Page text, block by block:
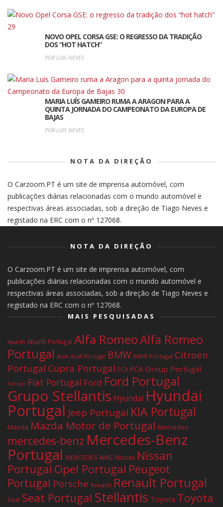
NOVO OPEL CORSA GSE: O REGRESSO DA TRADIÇÃO
DOS “HOT HATCH”
POR LUIS NEVES
MARIA LUÍS GAMEIRO RUMA A ARAGON PARA A
QUINTA JORNADA DO CAMPEONATO DA EUROPA DE
BAJAS
POR LUIS NEVES
NOTA DA DIREÇÃO
O Carzoom.PT é um site de imprensa automóvel, com
publicações diárias relacionadas com o mundo automóvel e
respectivas áreas associadas, sob a direção de Tiago Neves e
registado na ERC com o nº 127068.
NOTA DA DIREÇÃO
O Carzoom.PT é um site de imprensa automóvel, com
publicações diárias relacionadas com o mundo automóvel e
respectivas áreas associadas, sob a direção de Tiago Neves e
registado na ERC com o nº 127068.
MAIS PESQUISADAS
Abarth Abarth Portugal Alfa RomeoAlfa Romeo
Portugal Audi Audi Portugal BMW BMW Portugal Citroen
Portugal Cupra Portugal FCA FCA Group Portugal
Ferrari Fiat Portugal Ford Ford Portugal
Grupo Stellantis Hyundai Hyundai
Portugal Jeep Portugal KIA Portugal
Mazda Mazda Motor de Portugal Mercedes
mercedes-benz Mercedes-Benz
Portugal MERCEDES AMG Nissan Nissan
Portugal Opel Portugal Peugeot
Portugal Porsche Renault Renault Portugal
Seat Seat Portugal Stellantis Toyota Toyota